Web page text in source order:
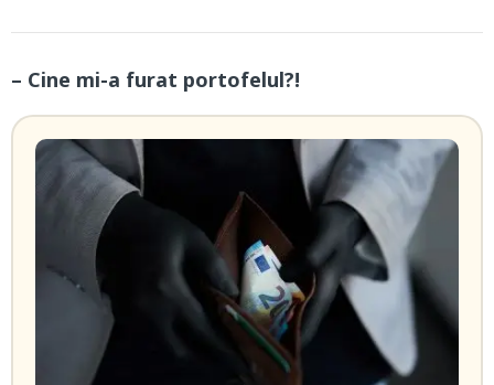
– Cine mi-a furat portofelul?!